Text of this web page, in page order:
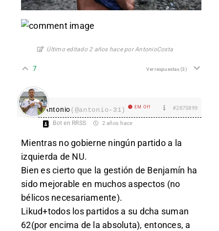
Último editado 2 años hace por AntonioCosta
7 Ver respuestas(3)
Antonio(@antonio-31) EM Off #2875899
Bot en RRSS 2 años hace
Mientras no gobierne ningún partido a la
izquierda de NU.
Bien es cierto que la gestión de Benjamín ha
sido mejorable en muchos aspectos (no
bélicos necesariamente).
Likud+todos los partidos a su dcha suman
62(por encima de la absoluta), entonces, a